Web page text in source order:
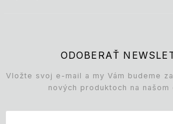
ODOBERAŤ
Vložte svoj e-mail a my Vám budeme
nových produktoch na našom